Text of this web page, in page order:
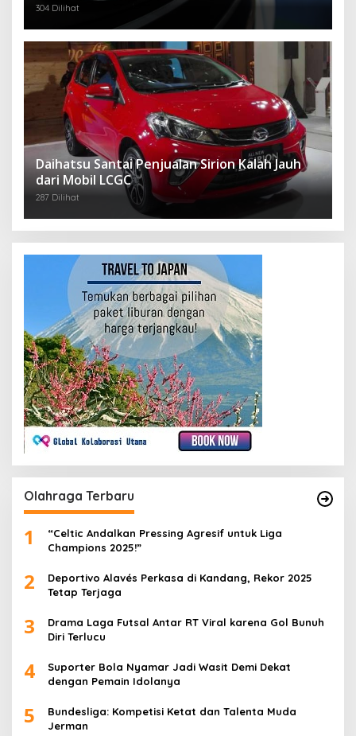
304 Dilihat
Daihatsu Santai Penjualan Sirion Kalah Jauh
dari Mobil LCGC
287 Dilihat
Olahraga Terbaru
1
“Celtic Andalkan Pressing Agresif untuk Liga
Champions 2025!”
2
Deportivo Alavés Perkasa di Kandang, Rekor 2025
Tetap Terjaga
3
Drama Laga Futsal Antar RT Viral karena Gol Bunuh
Diri Terlucu
4
Suporter Bola Nyamar Jadi Wasit Demi Dekat
dengan Pemain Idolanya
5
Bundesliga: Kompetisi Ketat dan Talenta Muda
Jerman